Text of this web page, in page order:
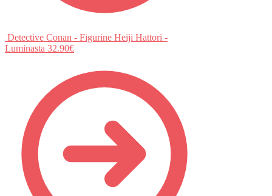
Detective Conan - Figurine Heiji Hattori -
Luminasta 32.90€